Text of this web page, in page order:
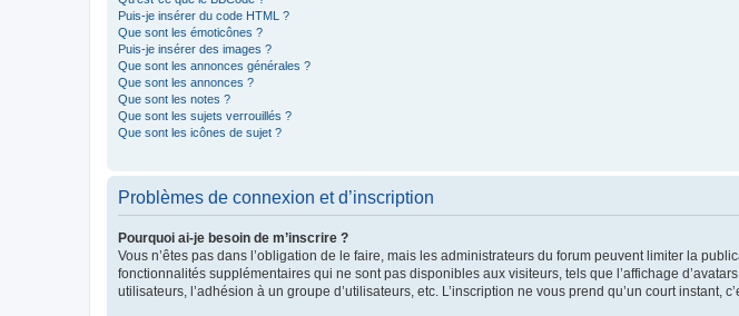
Puis-je insérer du code HTML ?
Que sont les émoticônes ?
Puis-je insérer des images ?
Que sont les annonces générales ?
Que sont les annonces ?
Que sont les notes ?
Que sont les sujets verrouillés ?
Que sont les icônes de sujet ?
Problèmes de connexion et d’inscription
Pourquoi ai-je besoin de m’inscrire ?
Vous n’êtes pas dans l’obligation de le faire, mais les administrateurs du forum peuvent limiter la
fonctionnalités supplémentaires qui ne sont pas disponibles aux visiteurs, tels que l’affichage
utilisateurs, l’adhésion à un groupe d’utilisateurs, etc. L’inscription ne vous prend qu’un court instant,